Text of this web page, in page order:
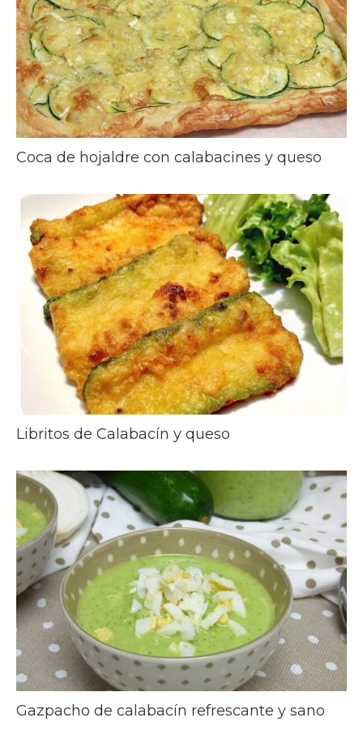
Coca de hojaldre con calabacines y queso
Libritos de Calabacín y queso
Gazpacho de calabacín refrescante y sano